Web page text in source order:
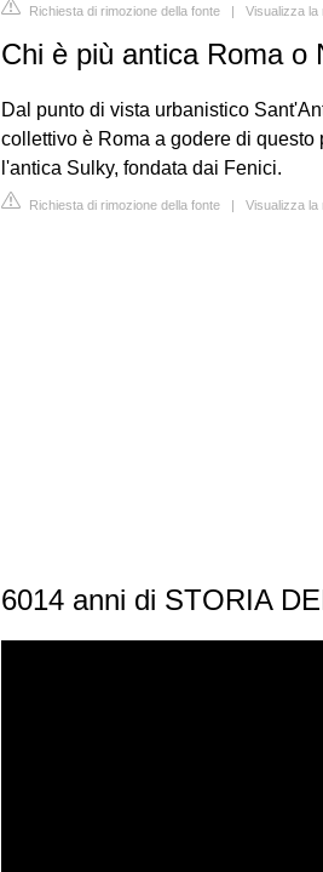
Richiesta di rimozione della fonte | Visualizza la
Chi è più antica Roma o
Dal punto di vista urbanistico
collettivo è Roma a godere di
l'antica Sulky, fondata dai Fenici.
Richiesta di rimozione della fonte | Visualizza la
6014 anni di STORIA